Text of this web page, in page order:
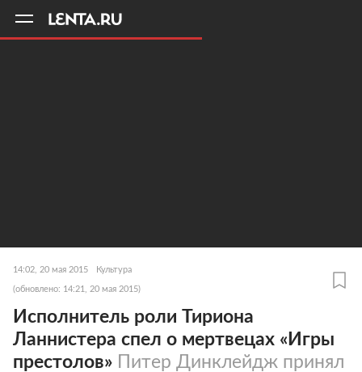
14:02, 20 мая 2015 Культура
(обновлено: 14:21, 20 мая 2015)
Исполнитель роли Тириона
Ланнистера спел о мертвецах «Игры
престолов» Питер Динклейдж принял